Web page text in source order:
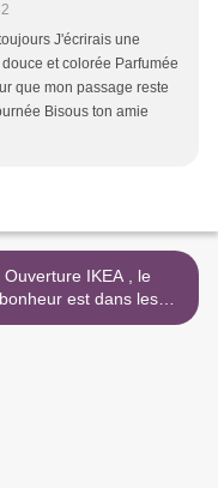
J'écrirais une
et colorée Parfumée
que mon passage reste
Bisous ton amie
Ouverture IKEA , le
bonheur est dans les
Grands Prés à Mons >